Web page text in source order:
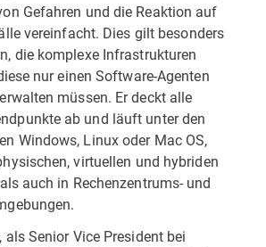
Gefahren und die Reaktion auf
vereinfacht. Dies gilt besonders
die komplexe Infrastrukturen
nur einen Software-Agenten
müssen. Er deckt alle
ab und läuft unter den
Windows, Linux oder Mac OS,
virtuellen und hybriden
auch in Rechenzentrums- und
als Senior Vice President bei